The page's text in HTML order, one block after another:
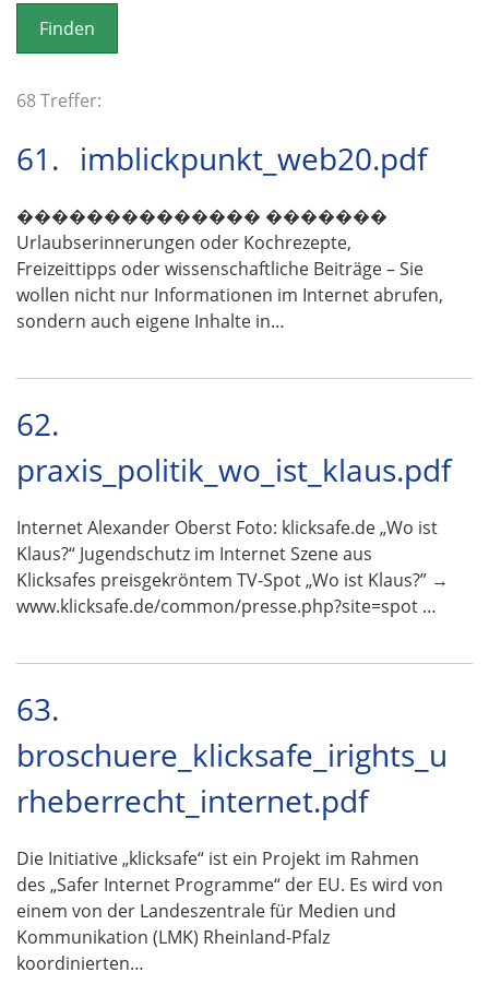
o
n
68 Treffer:
61. imblickpunkt_web20.pdf
�������������� �������
Urlaubserinnerungen oder Kochrezepte,
Freizeittipps oder wissenschaftliche Beiträge – Sie
wollen nicht nur Informationen im Internet abrufen,
sondern auch eigene Inhalte in…
62.
praxis_politik_wo_ist_klaus.pdf
Internet Alexander Oberst Foto: klicksafe.de „Wo ist
Klaus?“ Jugendschutz im Internet Szene aus
Klicksafes preisgekröntem TV-Spot „Wo ist Klaus?” →
www.klicksafe.de/common/presse.php?site=spot …
63.
broschuere_klicksafe_irights_u
rheberrecht_internet.pdf
Die Initiative „klicksafe“ ist ein Projekt im Rahmen
des „Safer Internet Programme“ der EU. Es wird von
einem von der Landeszentrale für Medien und
Kommunikation (LMK) Rheinland-Pfalz
koordinierten…